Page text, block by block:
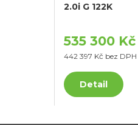
2.0i G 122K
535 300 Kč
442 397 Kč bez DPH
Detail